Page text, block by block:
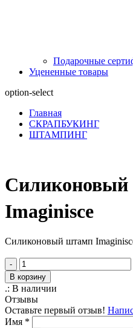
Подарочные
Уцененные товары
option-select
Главная
СКРАПБУКИНГ
ШТАМПИНГ
Imaginisce
Силиконовый штамп
-
В корзину
.: В наличии
Отзывы
Оставьте первый отзыв!
Имя *